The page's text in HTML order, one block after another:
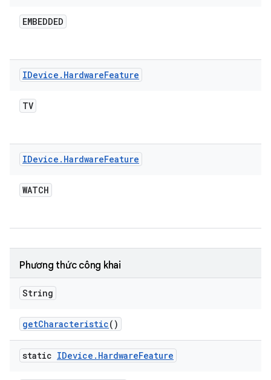
EMBEDDED
IDevice . HardwareFeature
TV
IDevice . HardwareFeature
WATCH
Phương thức công khai
String
getCharacteristic()
static IDevice . HardwareFeature